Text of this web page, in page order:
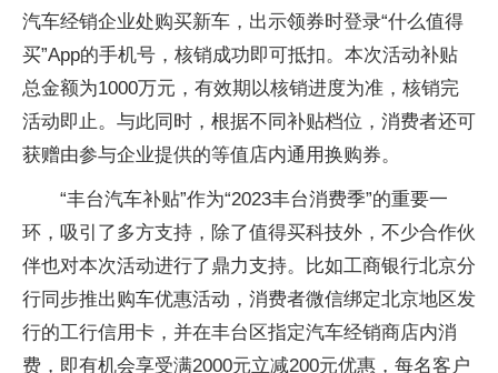
汽车经销企业处购买新车，出示领券时登录“什么值得
买”App的手机号，核销成功即可抵扣。本次活动补贴
总金额为1000万元，有效期以核销进度为准，核销完
活动即止。与此同时，根据不同补贴档位，消费者还可
获赠由参与企业提供的等值店内通用换购券。
“丰台汽车补贴”作为“2023丰台消费季”的重要一
环，吸引了多方支持，除了值得买科技外，不少合作伙
伴也对本次活动进行了鼎力支持。比如工商银行北京分
行同步推出购车优惠活动，消费者微信绑定北京地区发
行的工行信用卡，并在丰台区指定汽车经销商店内消
费，即有机会享受满2000元立减200元优惠，每名客户